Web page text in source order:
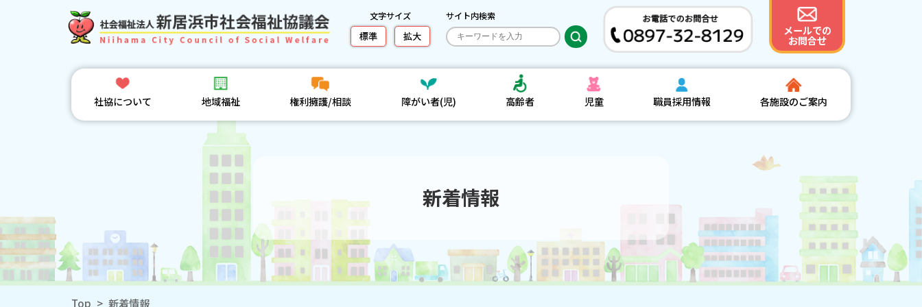
文字サイズ
標準 拡大
サイト内検索
メールでの
お問合せ
社協について 地域福祉 権利擁護/相談 障がい者(児) 高齢者 児童 職員採用情報 各施設のご案内
新着情報
Top > 新着情報